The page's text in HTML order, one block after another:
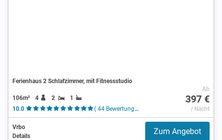
Ferienhaus 2 Schlafzimmer, mit Fitnessstudio
106m² 4 2
1
10.0
( 44 Bewertungen )
Ab
397 €
/ Nacht
Vrbo
Details
Zum Angebot